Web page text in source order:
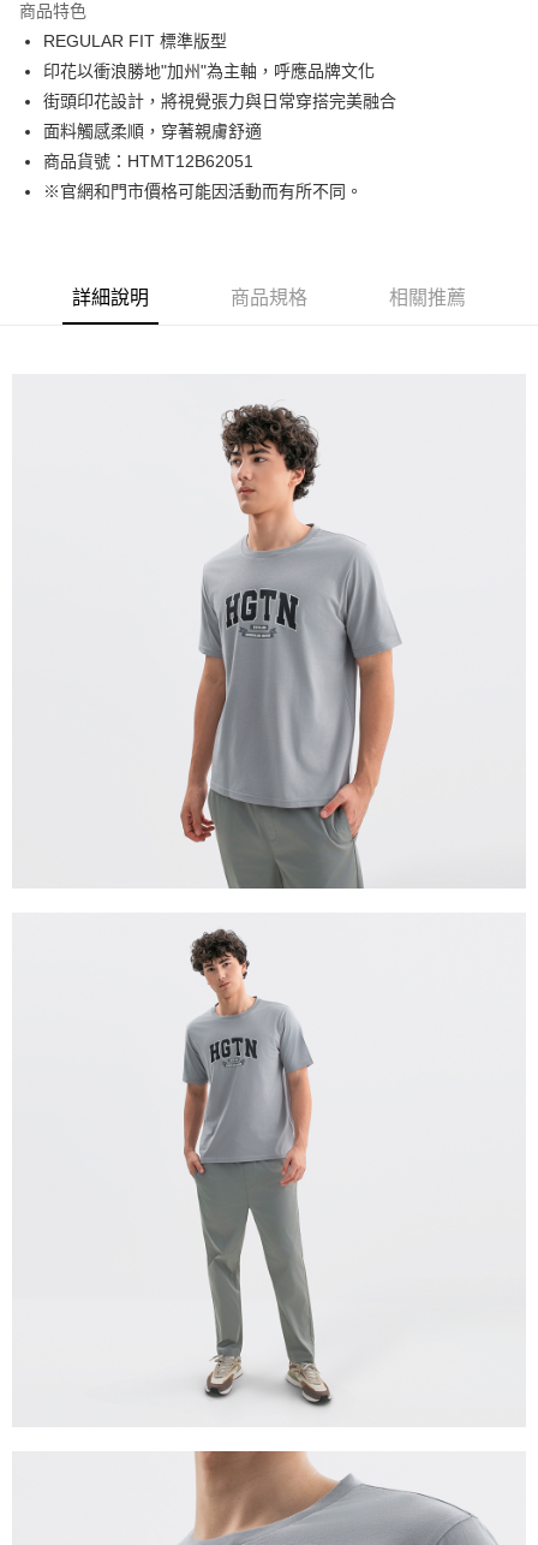
街口支付
悠遊付
Google Pay
貨到付款
每筆NT$130，滿NT$1,000(含以上)免運費
商品特色
REGULAR FIT 標準版型
印花以衝浪勝地"加州"為主軸，呼應品牌文化
街頭印花設計，將視覺張力與日常穿搭完美融合
面料觸感柔順，穿著親膚舒適
商品貨號：HTMT12B62051
※官網和門市價格可能因活動而有所不同。
詳細說明 商品規格 相關推薦